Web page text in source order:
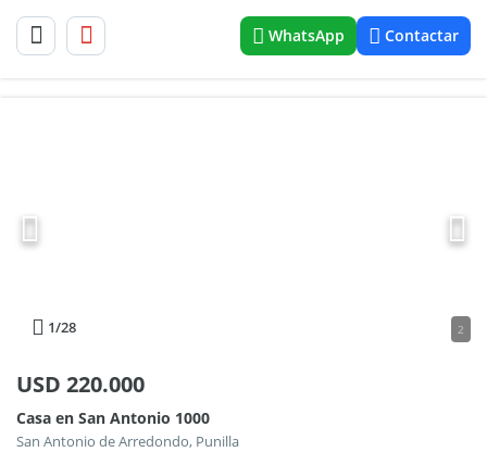
WhatsApp Contactar
1/28 2
USD 220.000
Casa en San Antonio 1000
San Antonio de Arredondo, Punilla